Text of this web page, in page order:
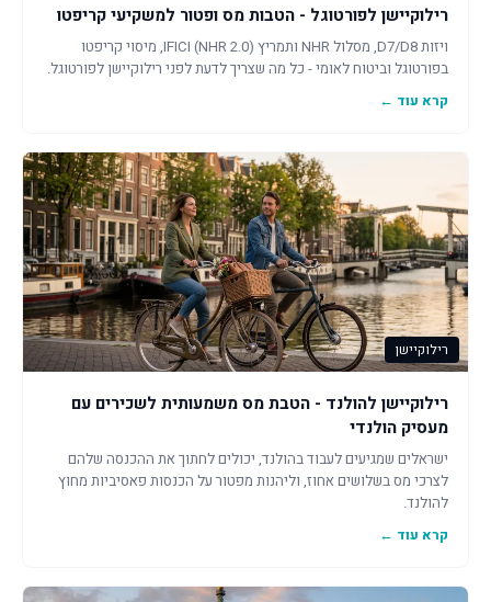
רילוקיישן לפורטוגל - הטבות מס ופטור למשקיעי קריפטו
ויזות D7/D8, מסלול NHR ותמריץ IFICI (NHR 2.0), מיסוי קריפטו
בפורטוגל וביטוח לאומי - כל מה שצריך לדעת לפני רילוקיישן לפורטוגל.
קרא עוד ←
רילוקיישן
רילוקיישן להולנד - הטבת מס משמעותית לשכירים עם
מעסיק הולנדי
ישראלים שמגיעים לעבוד בהולנד, יכולים לחתוך את ההכנסה שלהם
לצרכי מס בשלושים אחוז, וליהנות מפטור על הכנסות פאסיביות מחוץ
להולנד.
קרא עוד ←